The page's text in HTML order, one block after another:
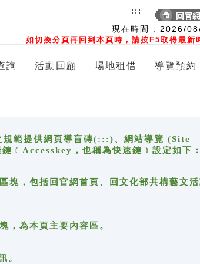
現在時間 : 2026/
如切換分頁再回到本頁時，請按F5取得最新
:::
詢 活動回顧 場地租借 導覽預約
規範提供網頁導盲磚(:::)、網站導覽 (Site
，也稱為快速鍵﹞設定如下：
包括回官網首頁、回文化部共構藝文活
為本頁主要內容區。
。